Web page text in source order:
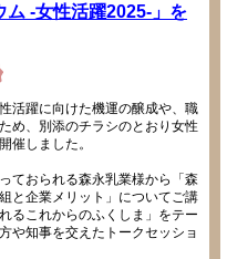
ム -女性活躍2025-」を
活躍に向けた機運の醸成や、職
め、別添のチラシのとおり女性
催しました。
ておられる森永乳業様から「森
と企業メリット」についてご講
るこれからのふくしま」をテー
や知事を交えたトークセッショ